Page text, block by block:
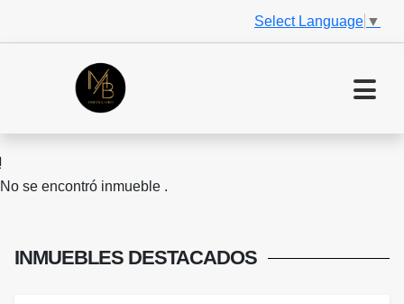
Select Language ▼
No se encontró inmueble .
INMUEBLES DESTACADOS